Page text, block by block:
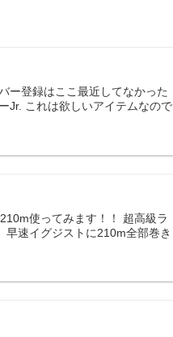
ー登録はここ最近してなかった
Jr. これは欲しいアイテムなので
使ってみます！！ 超高級ラ
速イグジストに210m全部巻き